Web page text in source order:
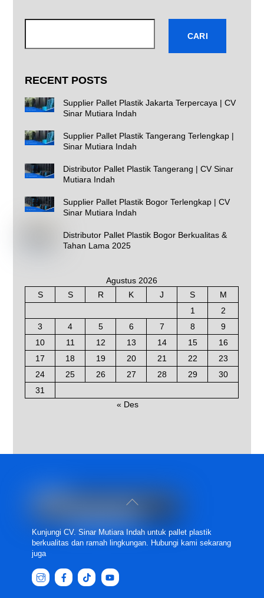
CARI
RECENT POSTS
Supplier Pallet Plastik Jakarta Terpercaya | CV
Sinar Mutiara Indah
Supplier Pallet Plastik Tangerang Terlengkap |
Sinar Mutiara Indah
Distributor Pallet Plastik Tangerang | CV Sinar
Mutiara Indah
Supplier Pallet Plastik Bogor Terlengkap | CV
Sinar Mutiara Indah
Distributor Pallet Plastik Bogor Berkualitas &
Tahan Lama 2025
Agustus 2026
S
S R K J S
M
1
2
3
4 5 6 7 8
9
10
11 12 13 14 15
16
17
18 19 20 21 22
23
24
25 26 27 28 29
30
31
« Des
Back
Kunjungi CV. Sinar Mutiara Indah untuk pallet plastik
berkualitas dan ramah lingkungan. Hubungi kami sekarang
juga